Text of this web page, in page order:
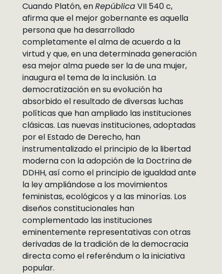
Cuando Platón, enRepúblicaVII 540 c,
afirma que el mejor gobernante es aquella
persona que ha desarrollado
completamente el alma de acuerdo a la
virtud y que, en una determinada generación
esa mejor alma puede ser la de una mujer,
inaugura el tema de la inclusión. La
democratización en su evolución ha
absorbido el resultado de diversas luchas
políticas que han ampliado las instituciones
clásicas. Las nuevas instituciones, adoptadas
por el Estado de Derecho, han
instrumentalizado el principio de la libertad
moderna con la adopción de la Doctrina de
DDHH, así como el principio de igualdad ante
la ley ampliándose a los movimientos
feministas, ecológicos y a las minorías. Los
diseños constitucionales han
complementado las instituciones
eminentemente representativas con otras
derivadas de la tradición de la democracia
directa como el referéndum o la iniciativa
popular.